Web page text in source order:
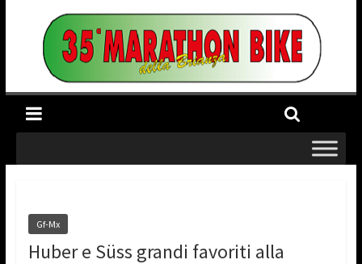
Gf-Mx
Huber e Süss grandi favoriti alla